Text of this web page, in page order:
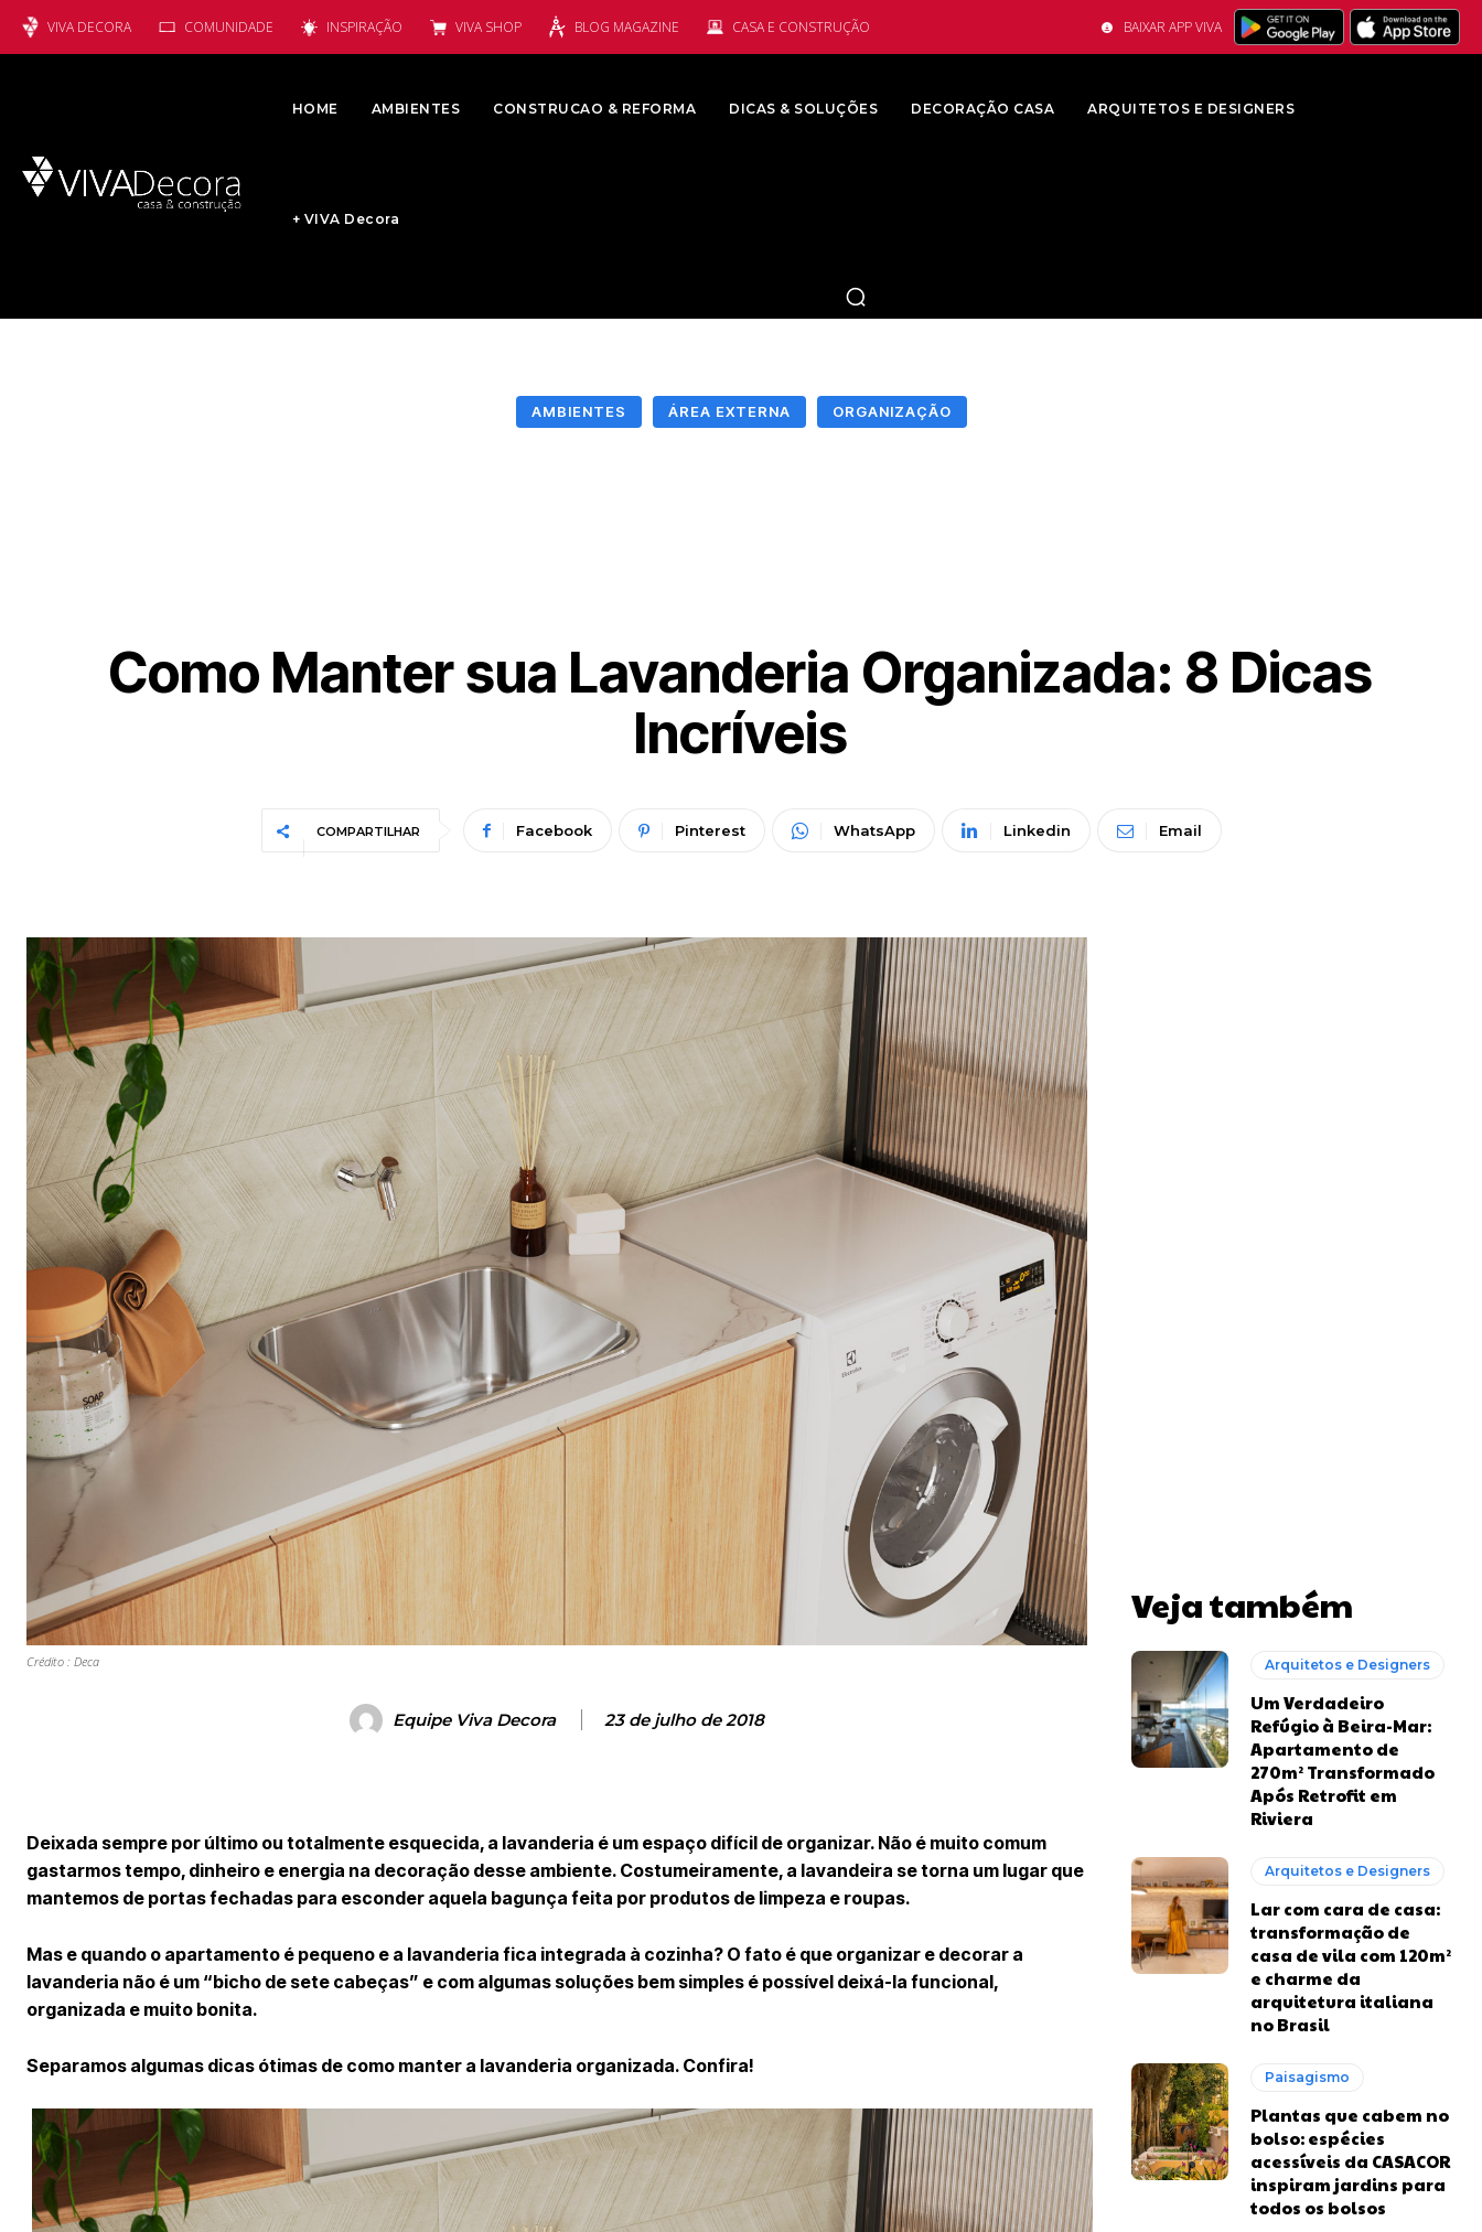
VIVA DECORA COMUNIDADE INSPIRAÇÃO VIVA SHOP BLOG MAGAZINE CASA E CONSTRUÇÃO BAIXAR APP VIVA
HOME AMBIENTES CONSTRUCAO & REFORMA DICAS & SOLUÇÕES DECORAÇÃO CASA ARQUITETOS E DESIGNERS
+ VIVA Decora
AMBIENTES ÁREA EXTERNA ORGANIZAÇÃO
Como Manter sua Lavanderia Organizada: 8 Dicas
Incríveis
COMPARTILHAR Facebook Pinterest WhatsApp Linkedin Email
Crédito : Deca
Equipe Viva Decora 23 de julho de 2018
Deixada sempre por último ou totalmente esquecida, a lavanderia é um espaço difícil de organizar. Não é muito comum
gastarmos tempo, dinheiro e energia na decoração desse ambiente. Costumeiramente, a lavandeira se torna um lugar que
mantemos de portas fechadas para esconder aquela bagunça feita por produtos de limpeza e roupas.
Mas e quando o apartamento é pequeno e a lavanderia fica integrada à cozinha? O fato é que organizar e decorar a
lavanderia não é um “bicho de sete cabeças” e com algumas soluções bem simples é possível deixá-la funcional,
organizada e muito bonita.
Separamos algumas dicas ótimas de como manter a lavanderia organizada. Confira!
Veja também
Arquitetos e Designers
Um Verdadeiro
Refúgio à Beira-Mar:
Apartamento de
270m² Transformado
Após Retrofit em
Riviera
Arquitetos e Designers
Lar com cara de casa:
transformação de
casa de vila com 120m²
e charme da
arquitetura italiana
no Brasil
Paisagismo
Plantas que cabem no
bolso: espécies
acessíveis da CASACOR
inspiram jardins para
todos os bolsos